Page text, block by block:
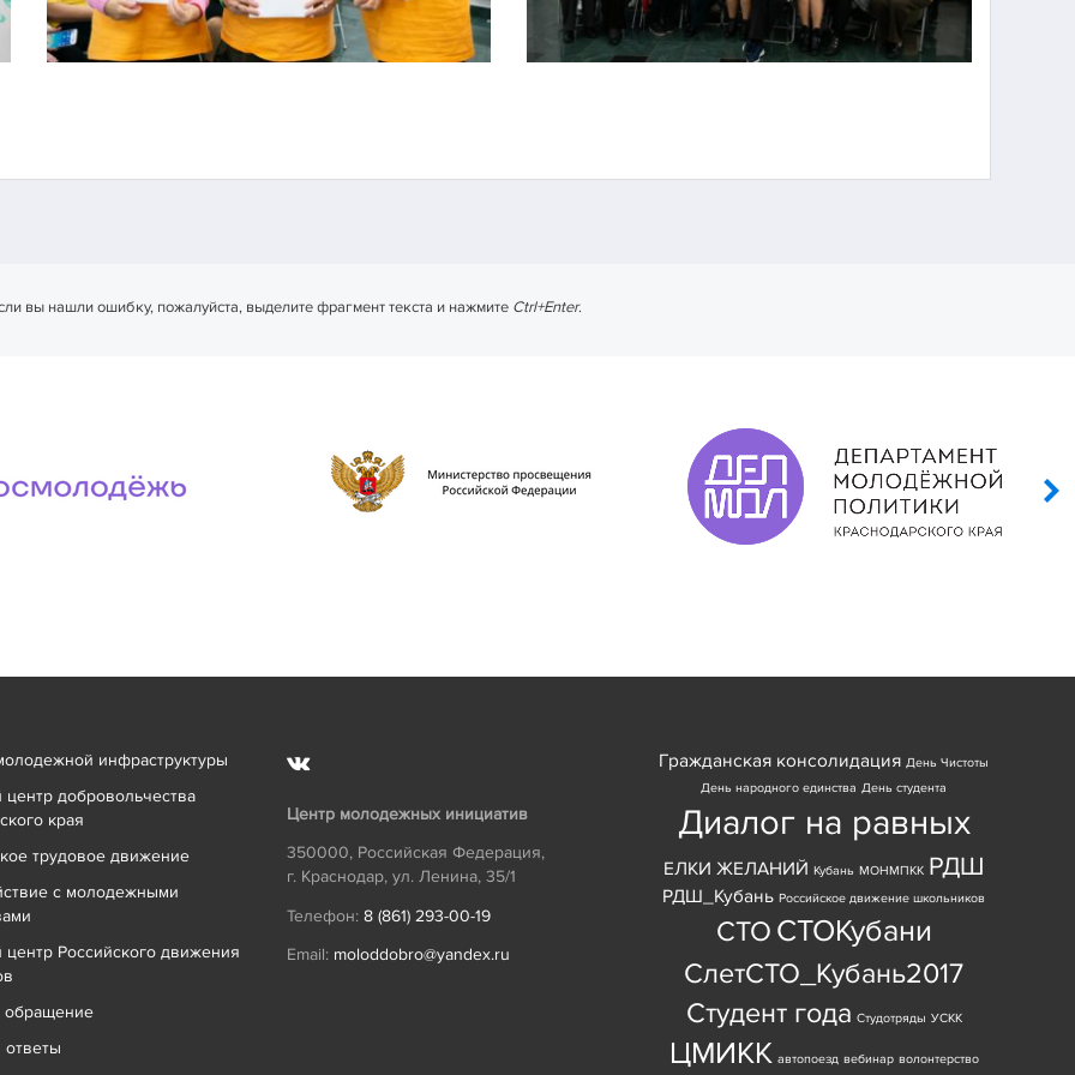
вы нашли ошибку, пожалуйста, выделите фрагмент текста и нажмите Ctrl+Enter.
инфраструктуры
добровольчества
края
трудовое движение
с молодежными
центр Российского движения
обращение
Центр молодежных инициатив
350000, Российская Федерация,
г. Краснодар, ул. Ленина, 35/1
Телефон: 8 (861) 293-00-19
Email: moloddobro@yandex.ru
Гражданская консолидация День Чистоты
День народного единства День студента
Диалог на равных
ЕЛКИ ЖЕЛАНИЙ Кубань МОНМПКК РДШ
РДШ_Кубань Российское движение школьников
СТО СТОКубани
СлетСТО_Кубань2017
Студент года Студотряды УСКК
ЦМИКК автопоезд вебинар волонтерство